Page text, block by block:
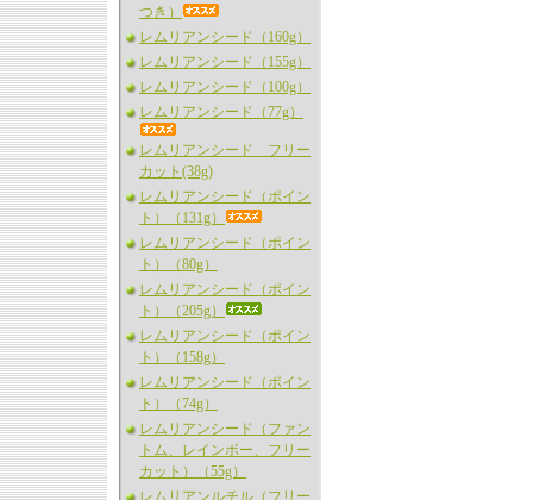
つき）
レムリアンシード（160g）
レムリアンシード（155g）
レムリアンシード（100g）
レムリアンシード（77g）
レムリアンシード フリー
カット(38g)
レムリアンシード（ポイン
ト）（131g）
レムリアンシード（ポイン
ト）（80g）
レムリアンシード（ポイン
ト）（205g）
レムリアンシード（ポイン
ト）（158g）
レムリアンシード（ポイン
ト）（74g）
レムリアンシード（ファン
トム、レインボー、フリー
カット）（55g）
レムリアンルチル（フリー